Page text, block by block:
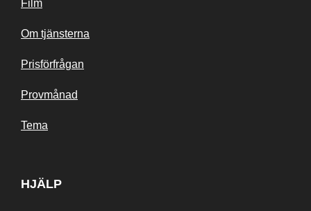
Film
Om tjänsterna
Prisförfrågan
Provmånad
Tema
HJÄLP